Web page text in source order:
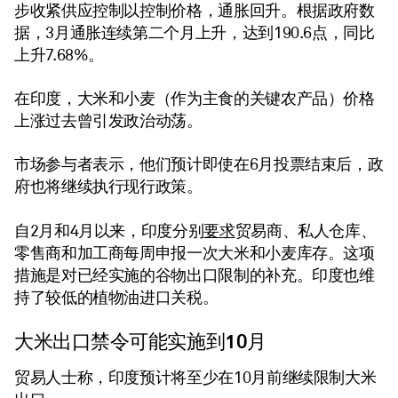
步收紧供应控制以控制价格，通胀回升。根据政府数
据，3月通胀连续第二个月上升，达到190.6点，同比
上升7.68%。
在印度，大米和小麦（作为主食的关键农产品）价格
上涨过去曾引发政治动荡。
市场参与者表示，他们预计即使在6月投票结束后，政
府也将继续执行现行政策。
自2月和4月以来，印度分别要求贸易商、私人仓库、
零售商和加工商每周申报一次大米和小麦库存。这项
措施是对已经实施的谷物出口限制的补充。印度也维
持了较低的植物油进口关税。
大米出口禁令可能实施到10月
贸易人士称，印度预计将至少在10月前继续限制大米